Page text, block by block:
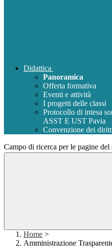
Didattica
Panoramica
Offerta formativa
Eventi e attività
I progetti delle classi
Protocollo di intesa
ASST E UST Pavia
Convenzione dei
Campo di ricerca per le pagine del
Home >
Amministrazione